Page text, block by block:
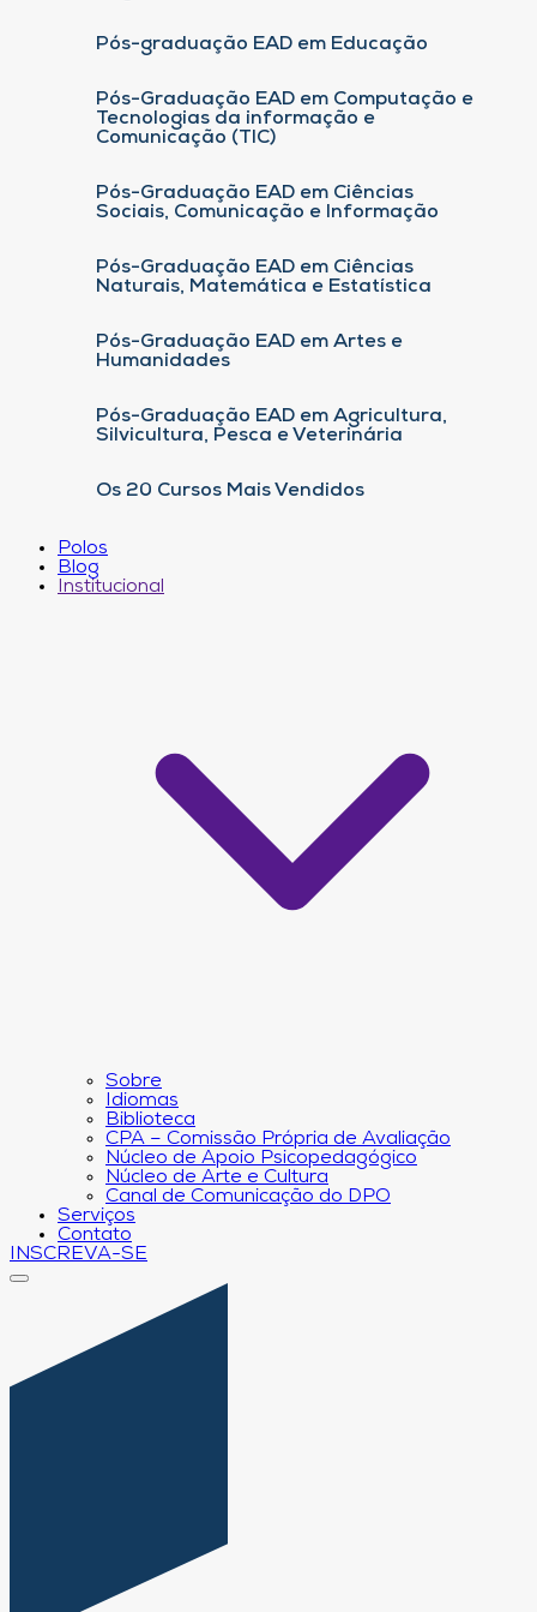
Pós-graduação EAD em Educação
Pós-Graduação EAD em Computação e
Tecnologias da informação e
Comunicação (TIC)
Pós-Graduação EAD em Ciências
Sociais, Comunicação e Informação
Pós-Graduação EAD em Ciências
Naturais, Matemática e Estatística
Pós-Graduação EAD em Artes e
Humanidades
Pós-Graduação EAD em Agricultura,
Silvicultura, Pesca e Veterinária
Os 20 Cursos Mais Vendidos
Polos
Blog
Institucional
Sobre
Idiomas
Biblioteca
CPA – Comissão Própria de Avaliação
Núcleo de Apoio Psicopedagógico
Núcleo de Arte e Cultura
Canal de Comunicação do DPO
Serviços
Contato
INSCREVA-SE